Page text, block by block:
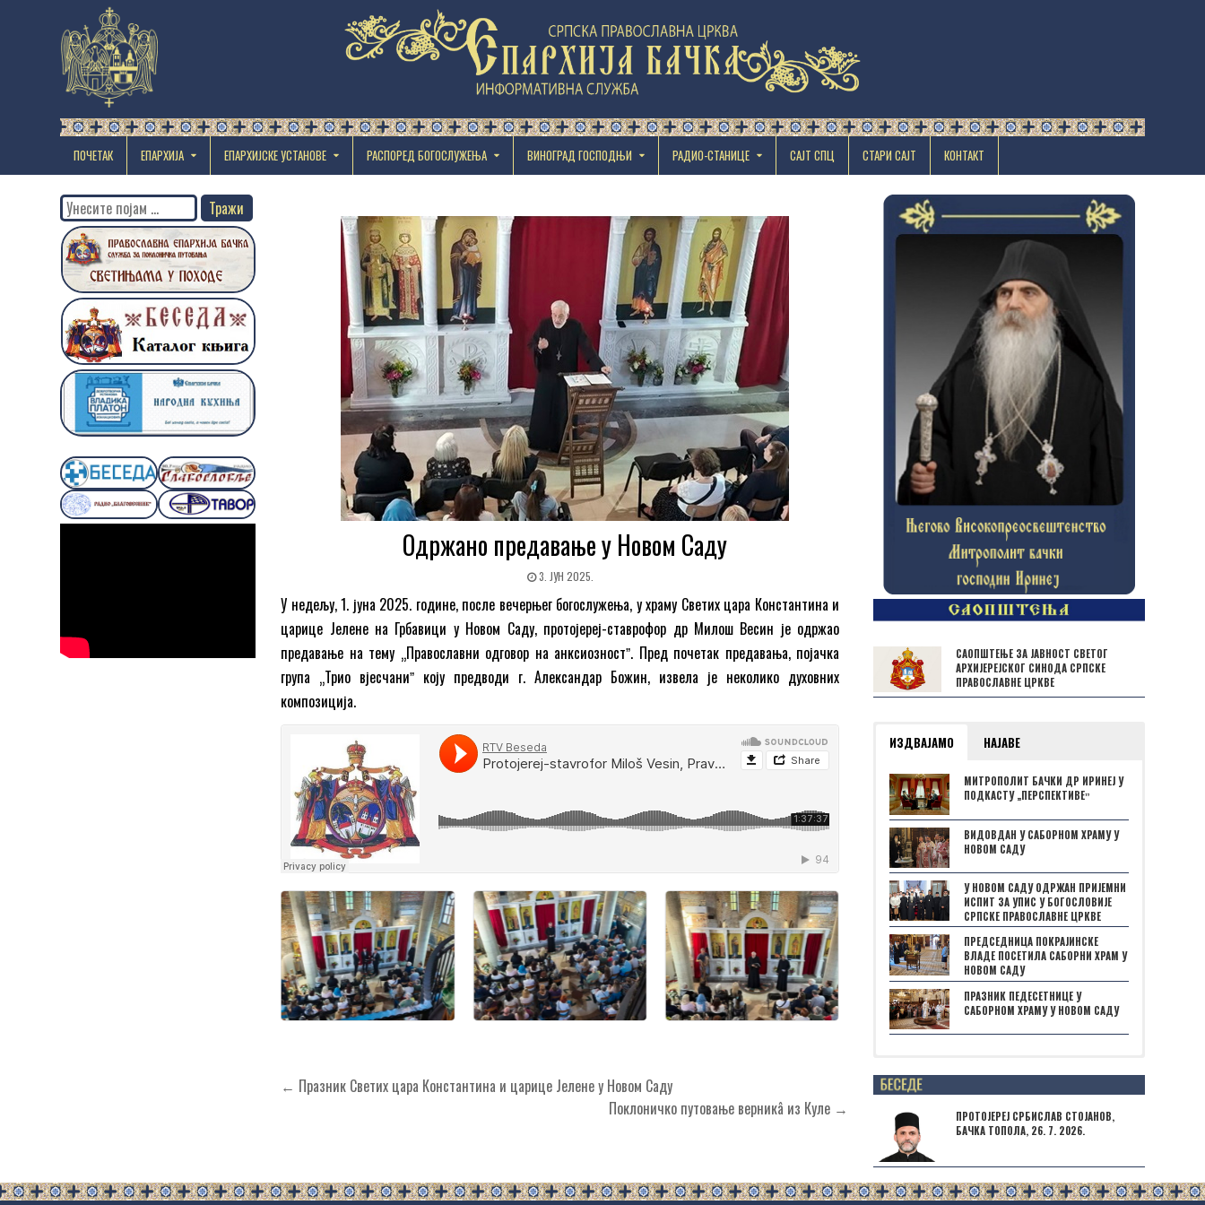
ПОЧЕТАК ЕПАРХИЈА EПАРХИЈСКЕ УСТАНОВЕ РАСПОРЕД БОГОСЛУЖЕЊА ВИНОГРАД ГОСПОДЊИ РАДИО-СТАНИЦЕ САЈТ СПЦ СТАРИ САЈТ КОНТАКТ
Одржано предавање у Новом Саду
3. ЈУН 2025.
У недељу, 1. јуна 2025. године, после вечерњег богослужења, у храму Светих цара Константина и
царице Јелене на Грбавици у Новом Саду, протојереј-ставрофор др Милош Весин је одржао
предавање на тему „Православни одговор на анксиозностˮ. Пред почетак предавања, појачка
група „Трио вјесчаниˮ коју предводи г. Александар Божин, извела је неколико духовних
композиција.
Кретање
← Празник Светих цара Константина и царице Јелене у Новом Саду
Поклоничко путовање верникâ из Куле →
Search
for:
САОПШТЕЊЕ ЗА ЈАВНОСТ СВЕТОГ
АРХИЈЕРЕЈСКОГ СИНОДА СРПСКЕ
ПРАВОСЛАВНЕ ЦРКВЕ
ИЗДВАЈАМО НАЈАВЕ
МИТРОПОЛИТ БАЧКИ ДР ИРИНЕЈ У
ПОДКАСТУ „ПЕРСПЕКТИВЕˮ
ВИДОВДАН У САБОРНОМ ХРАМУ У
НОВОМ САДУ
У НОВОМ САДУ ОДРЖАН ПРИЈЕМНИ
ИСПИТ ЗА УПИС У БОГОСЛОВИЈЕ
СРПСКЕ ПРАВОСЛАВНЕ ЦРКВЕ
ПРЕДСЕДНИЦА ПОКРАЈИНСКЕ
ВЛАДЕ ПОСЕТИЛА САБОРНИ ХРАМ У
НОВОМ САДУ
ПРАЗНИК ПЕДЕСЕТНИЦЕ У
САБОРНОМ ХРАМУ У НОВОМ САДУ
Posts not found
ПРОТОЈЕРЕЈ СРБИСЛАВ СТОЈАНОВ,
БАЧКА ТОПОЛА, 26. 7. 2026.